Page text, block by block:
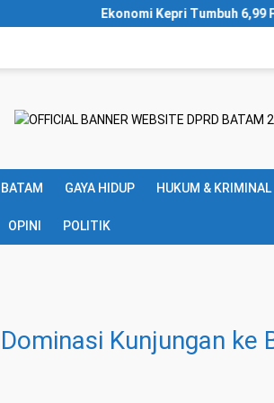
Kepri Tumbuh 6,99 Persen, Investasi dan
GAYA HIDUP HUKUM & KRIMINAL
OPINI POLITIK
Kunjungan ke